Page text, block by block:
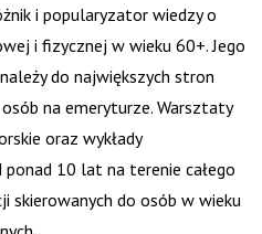
i popularyzator wiedzy o
i fizycznej w wieku 60+. Jego
należy do największych stron
na emeryturze. Warsztaty
oraz wykłady
10 lat na terenie całego
skierowanych do osób w wieku